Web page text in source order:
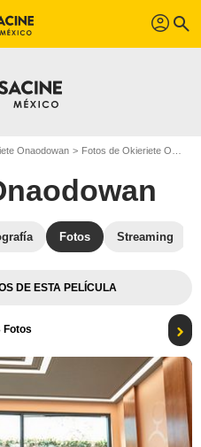
profil search
Onaodowan Fotos de Okieriete Onaodowan
Fotos Streaming
DE ESTA PELÍCULA
Fotos